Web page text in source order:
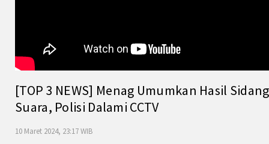
[TOP 3 NEWS] Menag Umumkan Hasil
Suara, Polisi Dalami CCTV
10 Maret 2024, 23:17 WIB